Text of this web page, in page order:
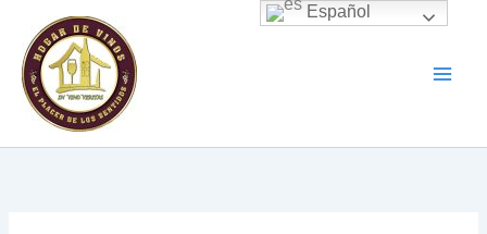
contenido
Español